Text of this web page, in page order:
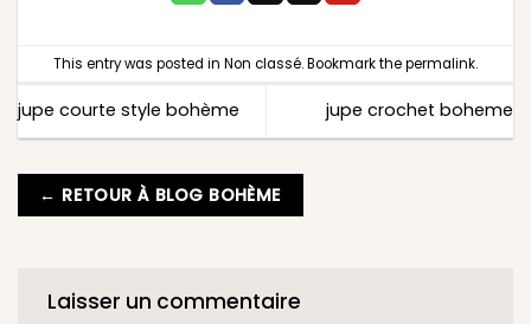
This entry was posted in Non classé. Bookmark thepermalink.
jupe courte style bohème jupe crochet boheme
← RETOUR À BLOG BOHÈME
Laisser un commentaire